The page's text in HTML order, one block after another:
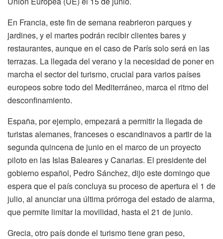
En Francia, este fin de semana reabrieron parques y
jardines, y el martes podrán recibir clientes bares y
restaurantes, aunque en el caso de París solo será en las
terrazas. La llegada del verano y la necesidad de poner en
marcha el sector del turismo, crucial para varios países
europeos sobre todo del Mediterráneo, marca el ritmo del
desconfinamiento.
España, por ejemplo, empezará a permitir la llegada de
turistas alemanes, franceses o escandinavos a partir de la
segunda quincena de junio en el marco de un proyecto
piloto en las Islas Baleares y Canarias. El presidente del
gobierno español, Pedro Sánchez, dijo este domingo que
espera que el país concluya su proceso de apertura el 1 de
julio, al anunciar una última prórroga del estado de alarma,
que permite limitar la movilidad, hasta el 21 de junio.
Grecia, otro país donde el turismo tiene gran peso,